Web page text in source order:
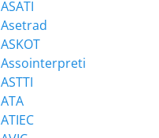
ASATI
Asetrad
ASKOT
Assointerpreti
ASTTI
ATA
ATIEC